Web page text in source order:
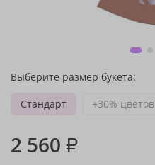
Выберите размер букета:
Стандарт
+30% цветов
2 560 ₽